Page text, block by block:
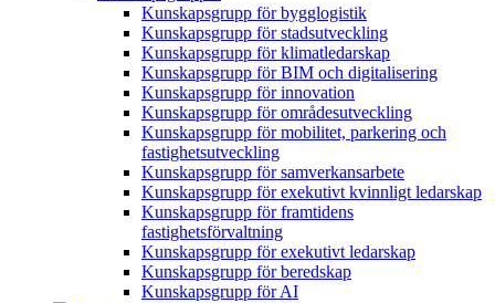
Kunskapsgrupp för bygglogistik
Kunskapsgrupp för stadsutveckling
Kunskapsgrupp för klimatledarskap
Kunskapsgrupp för BIM och digitalisering
Kunskapsgrupp för innovation
Kunskapsgrupp för områdesutveckling
Kunskapsgrupp för mobilitet, parkering och
fastighetsutveckling
Kunskapsgrupp för samverkansarbete
Kunskapsgrupp för exekutivt kvinnligt ledarskap
Kunskapsgrupp för framtidens
fastighetsförvaltning
Kunskapsgrupp för exekutivt ledarskap
Kunskapsgrupp för beredskap
Kunskapsgrupp för AI